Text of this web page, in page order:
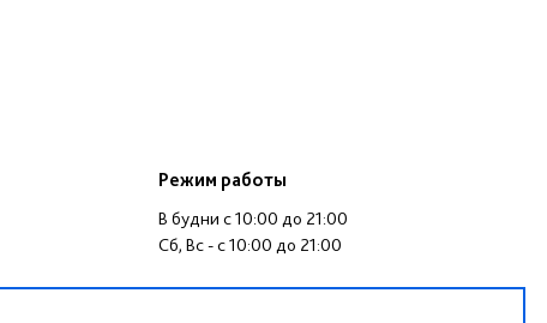
Режим работы
В будни c 10:00 до 21:00
Cб, Вс - c 10:00 до 21:00